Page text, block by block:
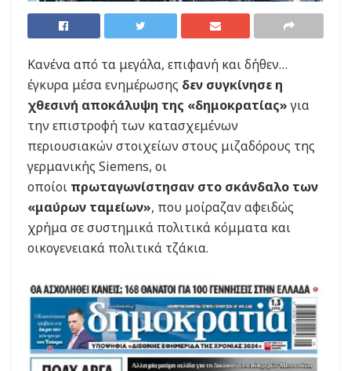
Kανένα από τα μεγάλα, επιφανή και δήθεν…
έγκυρα μέσα ενημέρωσης δεν συγκίνησε η
χθεσινή αποκάλυψη της «δημοκρατίας»για
την επιστροφή των κατασχεμένων
περιουσιακών στοιχείων στους μιζαδόρους της
γερμανικής Siemens, οι
οποίοι πρωταγωνίστησαν στο σκάνδαλο των
«μαύρων ταμείων», που μοίραζαν αφειδώς
χρήμα σε συστημικά πολιτικά κόμματα και
οικογενειακά πολιτικά τζάκια.